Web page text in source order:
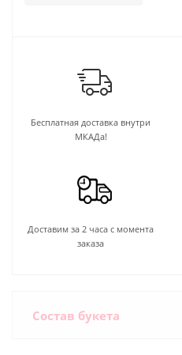
Бесплатная доставка внутри
МКАДа!
Доставим за 2 часа с момента
заказа
Состав букета